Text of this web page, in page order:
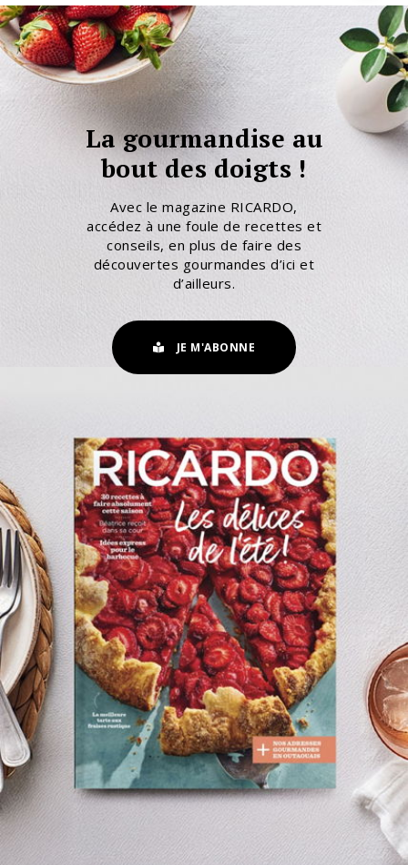
La gourmandise au
bout des doigts !
Avec le magazine RICARDO,
accédez à une foule de recettes et
conseils, en plus de faire des
découvertes gourmandes d’ici et
d’ailleurs.
JE M'ABONNE